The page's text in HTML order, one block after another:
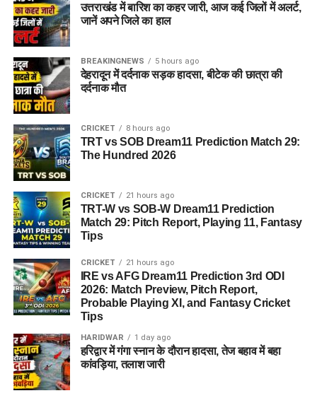
₹5 लाख कैश समेत ये सामान बरामद
रानीपुर पुलिस और सीआईयू की संयुक्त टीम ने आरोपियों के कब्जे से कुल
₹5 लाख की नकदीबरामद की है। इसके अलावा वारदात में इस्तेमाल किया
गया टैम्पो और मृतक के कुछ दस्तावेज भी बरामद किए गए हैं।
पुलिस के अनुसार बरामदगी
₹5,00,000 नकद
घटना में प्रयुक्त टैम्पो
1 पुलिस कार्ड
1 पैन कार्ड
तीनों आरोपियों का आपराधिक इतिहास
पुलिस के मुताबिक, गिरफ्तार किए गए तीनों आरोपी शातिर किस्म के अपराधी
हैं। उनके खिलाफबिजनौर, कोटद्वार और हरिद्वार
चोरी, नकबजनी और अवैध हथियार रखने से संबंधित कई मुकदमे दर्ज हैं।
गिरफ्तार आरोपियों के नाम
उत्तराखंड में बारिश का कहर जारी, आज कई जिलों में अलर्ट,
जानें अपने जिले का हाल
BREAKINGNEWS 5 hours ago
देहरादून में दर्दनाक सड़क हादसा, बीटेक की छात्रा की
दर्दनाक मौत
CRICKET 8 hours ago
TRT vs SOB Dream11 Prediction Match 29:
The Hundred 2026
CRICKET 21 hours ago
TRT-W vs SOB-W Dream11 Prediction
Match 29: Pitch Report, Playing 11, Fantasy
Tips
CRICKET 21 hours ago
IRE vs AFG Dream11 Prediction 3rd ODI
2026: Match Preview, Pitch Report,
Probable Playing XI, and Fantasy Cricket
Tips
HARIDWAR 1 day ago
हरिद्वार में गंगा स्नान के दौरान हादसा, तेज बहाव में बहा
कांवड़िया, तलाश जारी